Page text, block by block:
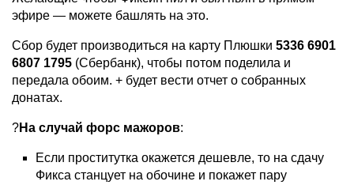
эфире — можете башлять на это.
Сбор будет производиться на карту Плюшки 5336 6901
6807 1795 (Сбербанк), чтобы потом поделила и
передала обоим. + будет вести отчет о собранных
донатах.
?На случай форс мажоров:
Если проститутка окажется дешевле, то на сдачу
Фикса станцует на обочине и покажет пару